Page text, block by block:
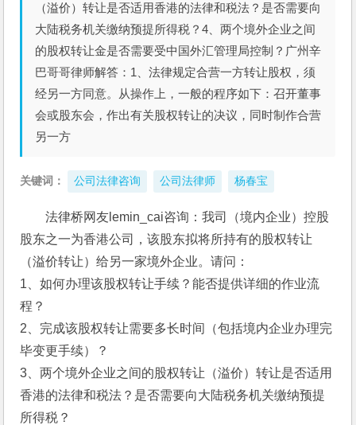
（溢价）转让是否适用香港的法律和税法？是否需要向
大陆税务机关缴纳预提所得税？4、两个境外企业之间
的股权转让金是否需要受中国外汇管理局控制？广州辛
巴哥哥律师解答：1、法律规定合营一方转让股权，须
经另一方同意。从操作上，一般的程序如下：召开董事
会或股东会，作出有关股权转让的决议，同时制作合营
另一方
关键词： 公司法律咨询 公司法律师 杨春宝
法律桥网友lemin_cai咨询：我司（境内企业）控股
股东之一为香港公司，该股东拟将所持有的股权转让
（溢价转让）给另一家境外企业。请问：
1、如何办理该股权转让手续？能否提供详细的作业流
程？
2、完成该股权转让需要多长时间（包括境内企业办理完
毕变更手续）？
3、两个境外企业之间的股权转让（溢价）转让是否适用
香港的法律和税法？是否需要向大陆税务机关缴纳预提
所得税？